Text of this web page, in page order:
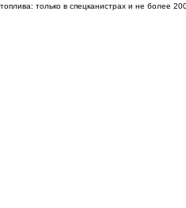
топлива: только в спецканистрах и не более